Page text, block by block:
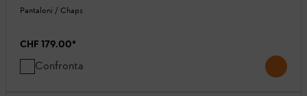
Pantaloni / Chaps
CHF 179.00*
Confronta